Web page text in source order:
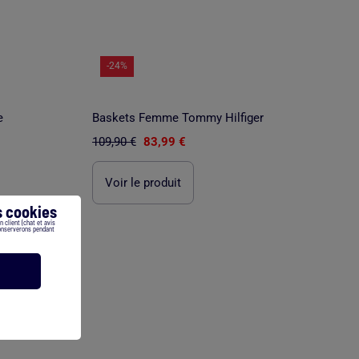
cookies
client (chat et avis
pendant
-24%
Baskets Femme Tommy Hilfiger
109,90 € 83,99 €
Voir le produit